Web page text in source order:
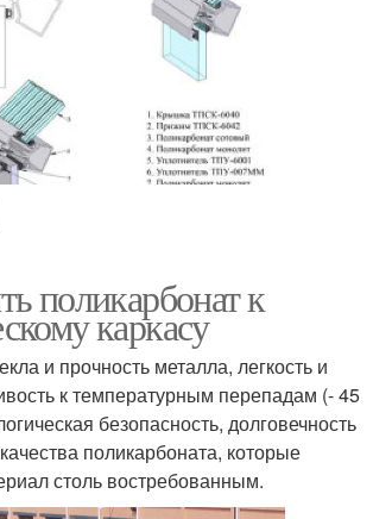
поликарбонат к
каркасу
и прочность металла, легкость и
к температурным перепадам (- 45
безопасность, долговечность
поликарбоната, которые
столь востребованным.